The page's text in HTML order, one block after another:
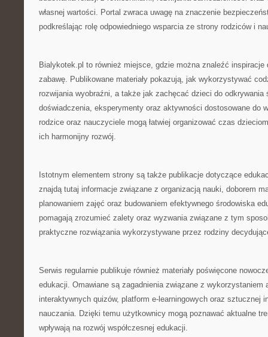
własnej wartości. Portal zwraca uwagę na znaczenie
podkreślając rolę odpowiedniego wsparcia ze strony rodziców i
Bialykotek.pl to również miejsce, gdzie można znaleźć
zabawę. Publikowane materiały pokazują, jak wykorzystywać
rozwijania wyobraźni, a także jak zachęcać dzieci do odkrywania
doświadczenia, eksperymenty oraz aktywności dostosowane do
rodzice oraz nauczyciele mogą łatwiej organizować czas
ich harmonijny rozwój.
Istotnym elementem strony są także publikacje dotyczące
znajdą tutaj informacje związane z organizacją nauki, doborem
planowaniem zajęć oraz budowaniem efektywnego środowiska
pomagają zrozumieć zalety oraz wyzwania związane z tym
praktyczne rozwiązania wykorzystywane przez rodziny
Serwis regularnie publikuje również materiały poświęcone
edukacji. Omawiane są zagadnienia związane z wykorzystaniem
interaktywnych quizów, platform e-learningowych oraz sztucznej
nauczania. Dzięki temu użytkownicy mogą poznawać aktualne
wpływają na rozwój współczesnej edukacji.